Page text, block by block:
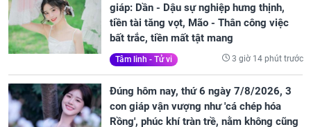
giáp: Dần - Dậu sự nghiệp hưng thịnh,
tiền tài tăng vọt, Mão - Thân công việc
bất trắc, tiền mất tật mang
Tâm linh - Tử vi 3 giờ 14 phút trước
Đúng hôm nay, thứ 6 ngày 7/8/2026, 3
con giáp vận vượng như 'cá chép hóa
Rồng', phúc khí tràn trề, nằm không cũng